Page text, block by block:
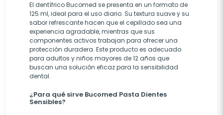
El dentífrico Bucomed se presenta en un formato de
125 ml, ideal para el uso diario. Su textura suave y su
sabor refrescante hacen que el cepillado sea una
experiencia agradable, mientras que sus
componentes activos trabajan para ofrecer una
protección duradera. Este producto es adecuado
para adultos y niños mayores de 12 años que
buscan una solución eficaz para la sensibilidad
dental.
¿Para qué sirve Bucomed Pasta Dientes
Sensibles?